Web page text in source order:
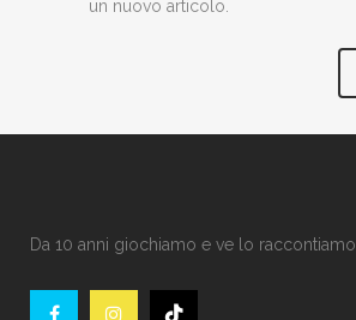
un nuovo articolo.
Da 10 anni giochiamo e ve lo raccontiamo.